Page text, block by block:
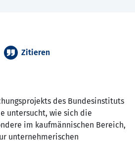
des Bundesinstituts
untersucht, wie sich die
im kaufmännischen Bereich,
unternehmerischen
Zitieren